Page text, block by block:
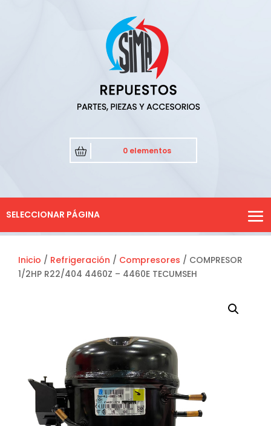
0 elementos
SELECCIONAR PÁGINA
Inicio / Refrigeración / Compresores / COMPRESOR
1/2HP R22/404 4460Z – 4460E TECUMSEH